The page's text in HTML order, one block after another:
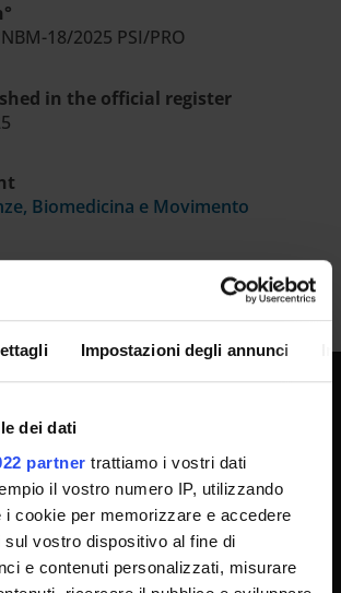
Impostazioni degli annunci
dei dati
partner trattiamo i vostri dati
il vostro numero IP, utilizzando
i cookie per memorizzare e accedere
sul vostro dispositivo al fine di
e contenuti personalizzati, misurare
18/2025 PSI/PRO
in the official register
Biomedicina e Movimento
SERVICES